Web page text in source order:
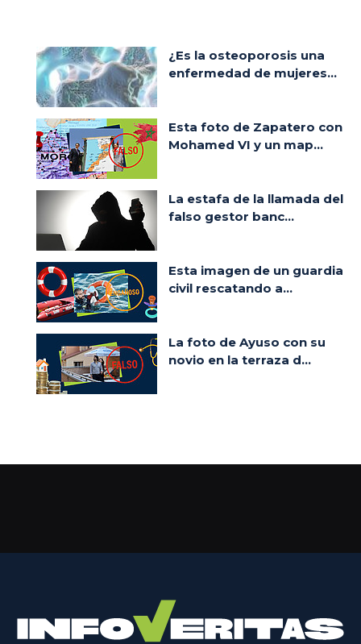
¿Es la osteoporosis una
enfermedad de mujeres...
Esta foto de Zapatero con
Mohamed VI y un map...
La estafa de la llamada del
falso gestor banc...
Esta imagen de un guardia
civil rescatando a...
La foto de Ayuso con su
novio en la terraza d...